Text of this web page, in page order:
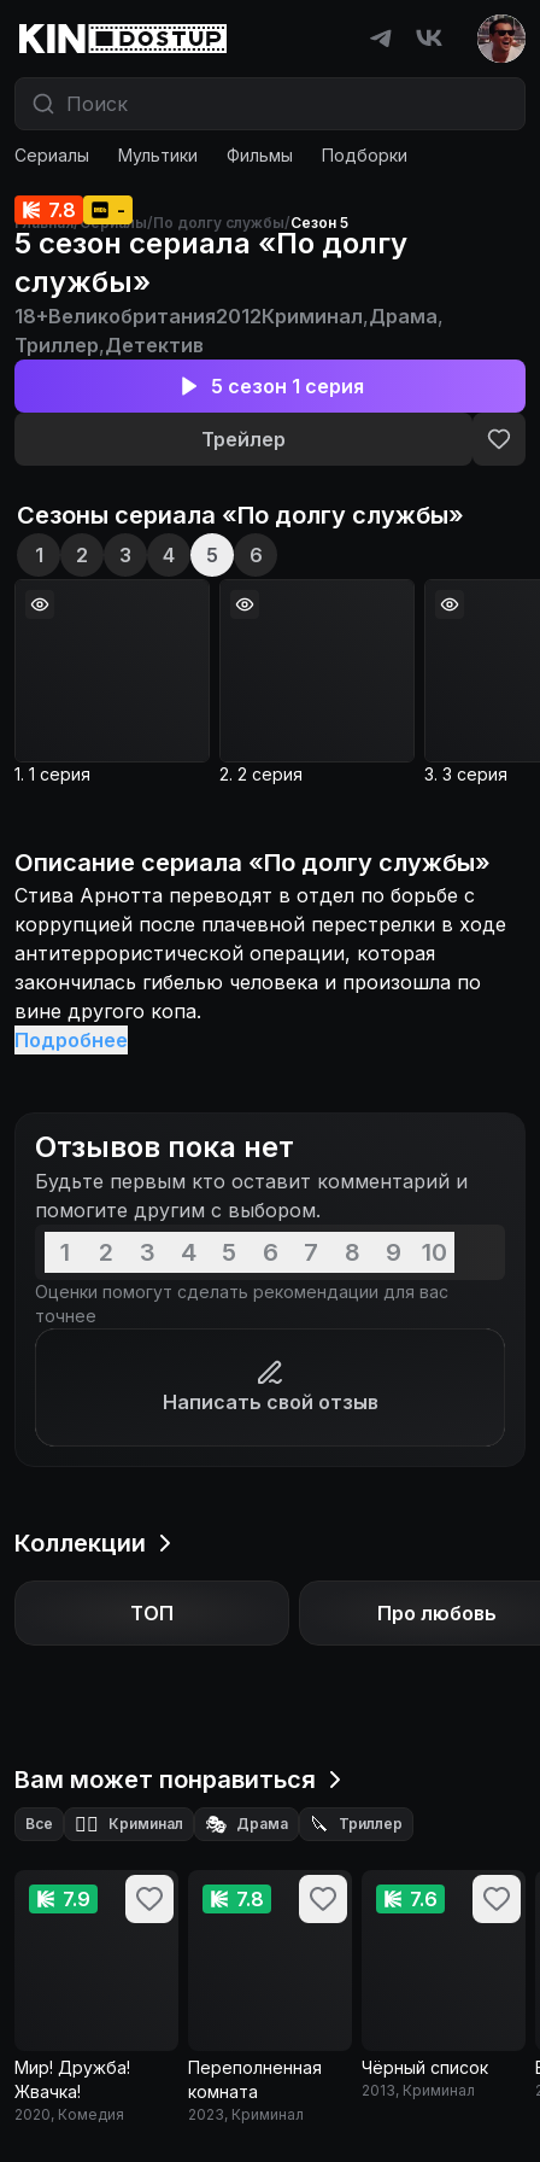
Сериалы Мультики Фильмы Подборки
Главная/Сериалы/По долгу службы/Сезон 5
7.8 -
5 сезон сериала «По долгу
службы»
18+Великобритания2012Криминал,Драма,
Триллер,Детектив
5 сезон 1 серия
Трейлер
Сезоны сериала «По долгу службы»
1 2 3 4 5 6
1. 1 серия 2. 2 серия 3. 3 серия
Описание сериала «По долгу службы»
Стива Арнотта переводят в отдел по борьбе с
коррупцией после плачевной перестрелки в ходе
антитеррористической операции, которая
закончилась гибелью человека и произошла по
вине другого копа.
Подробнее
Отзывов пока нет
Будьте первым кто оставит комментарий и
помогите другим с выбором.
1 2 3 4 5 6 7 8 9 10
Оценки помогут сделать рекомендации для вас
точнее
Написать свой отзыв
Коллекции
ТОП Про любовь
Вам может понравиться
Все 🕵️‍♂️ Криминал 🎭 Драма 🔪 Триллер
7.9
Мир! Дружба!
Жвачка!
2020, Комедия
7.8
Переполненная
комната
2023, Криминал
7.6
Чёрный список
2013, Криминал